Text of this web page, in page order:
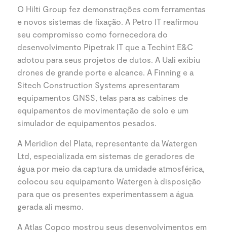
O Hilti Group fez demonstrações com ferramentas
e novos sistemas de fixação. A Petro IT reafirmou
seu compromisso como fornecedora do
desenvolvimento Pipetrak IT que a Techint E&C
adotou para seus projetos de dutos. A Uali exibiu
drones de grande porte e alcance. A Finning e a
Sitech Construction Systems apresentaram
equipamentos GNSS, telas para as cabines de
equipamentos de movimentação de solo e um
simulador de equipamentos pesados.
A Meridion del Plata, representante da Watergen
Ltd, especializada em sistemas de geradores de
água por meio da captura da umidade atmosférica,
colocou seu equipamento Watergen à disposição
para que os presentes experimentassem a água
gerada ali mesmo.
A Atlas Copco mostrou seus desenvolvimentos em